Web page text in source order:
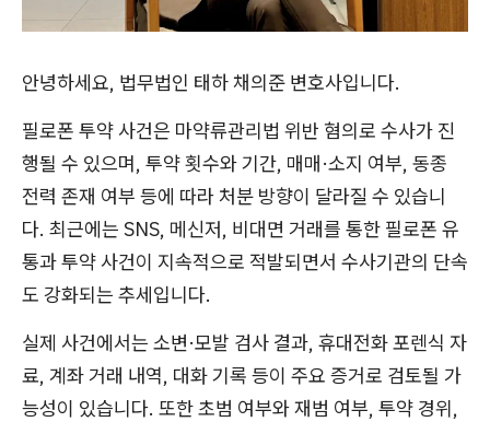
안녕하세요, 법무법인 태하 채의준 변호사입니다.
필로폰 투약 사건은 마약류관리법 위반 혐의로 수사가 진
행될 수 있으며, 투약 횟수와 기간, 매매·소지 여부, 동종
전력 존재 여부 등에 따라 처분 방향이 달라질 수 있습니
다. 최근에는 SNS, 메신저, 비대면 거래를 통한 필로폰 유
통과 투약 사건이 지속적으로 적발되면서 수사기관의 단속
도 강화되는 추세입니다.
실제 사건에서는 소변·모발 검사 결과, 휴대전화 포렌식 자
료, 계좌 거래 내역, 대화 기록 등이 주요 증거로 검토될 가
능성이 있습니다. 또한 초범 여부와 재범 여부, 투약 경위,